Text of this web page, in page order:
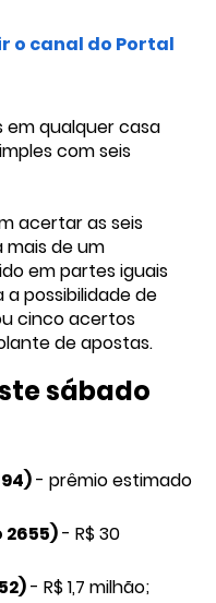
o canal do Portal
em qualquer casa
com seis
acertar as seis
mais de um
em partes iguais
possibilidade de
cinco acertos
de apostas.
sábado
- prêmio estimado
- R$ 30
- R$ 1,7 milhão;